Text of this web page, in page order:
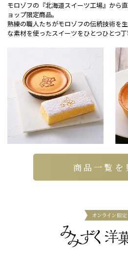
モロゾフの『北海道スイーツ工場』から
ョップ限定商品。
熟練の職人たちがモロゾフの伝統技術を
な素材を使ったスイーツをひとつひとつ
商品一覧を